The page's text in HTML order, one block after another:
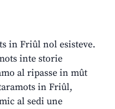
in Friûl nol esisteve.
inte storie
al ripasse in mût
in Friûl,
al sedi une